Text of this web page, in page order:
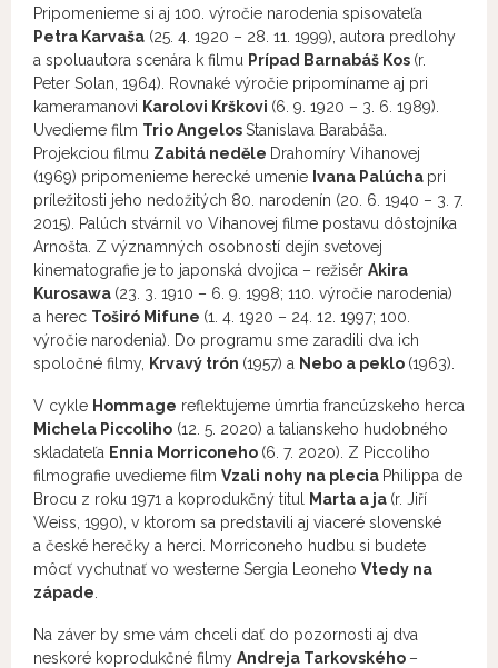
Pripomenieme si aj 100. výročie narodenia spisovateľa
Petra Karvaša (25. 4. 1920 – 28. 11. 1999), autora predlohy
a spoluautora scenára k filmu Prípad Barnabáš Kos (r.
Peter Solan, 1964). Rovnaké výročie pripomíname aj pri
kameramanovi Karolovi Krškovi (6. 9. 1920 – 3. 6. 1989).
Uvedieme film Trio AngelosStanislava Barabáša.
Projekciou filmu Zabitá neděle Drahomíry Vihanovej
(1969) pripomenieme herecké umenie Ivana Palúcha pri
príležitosti jeho nedožitých 80. narodenín (20. 6. 1940 – 3. 7.
2015). Palúch stvárnil vo Vihanovej filme postavu dôstojníka
Arnošta. Z významných osobností dejín svetovej
kinematografie je to japonská dvojica – režisér Akira
Kurosawa (23. 3. 1910 – 6. 9. 1998; 110. výročie narodenia)
a herec Toširó Mifune (1. 4. 1920 – 24. 12. 1997; 100.
výročie narodenia). Do programu sme zaradili dva ich
spoločné filmy, Krvavý trón (1957) a Nebo a peklo (1963).
V cykle Hommage reflektujeme úmrtia francúzskeho herca
Michela Piccoliho (12. 5. 2020) a talianskeho hudobného
skladateľa Ennia Morriconeho (6. 7. 2020). Z Piccoliho
filmografie uvedieme film Vzali nohy na plecia Philippa de
Brocu z roku 1971 a koprodukčný titul
Marta a ja (r. Jiří
Weiss, 1990), v ktorom sa predstavili aj viaceré slovenské
a české herečky a herci. Morriconeho hudbu si budete
môcť vychutnať vo westerne Sergia Leoneho Vtedy na
západe
Na záver by sme vám chceli dať do pozornosti aj dva
neskoré koprodukčné filmy Andreja Tarkovského –